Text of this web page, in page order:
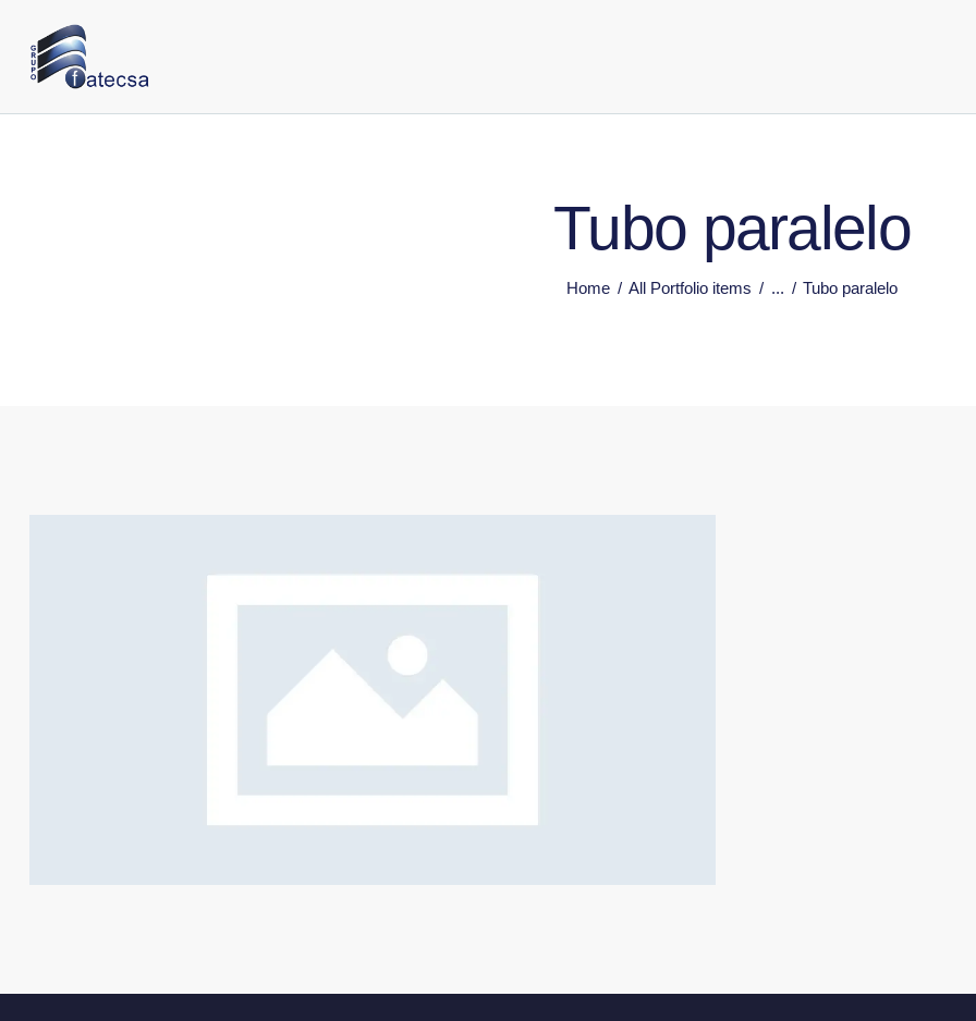
Tubo paralelo
Home All Portfolio items ... Tubo paralelo